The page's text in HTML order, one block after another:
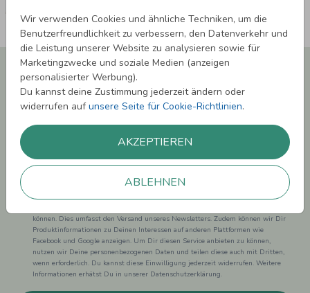
Wir verwenden Cookies und ähnliche Techniken, um die
Benutzerfreundlichkeit zu verbessern, den Datenverkehr und
die Leistung unserer Website zu analysieren sowie für
Marketingzwecke und soziale Medien (anzeigen
personalisierter Werbung).
Du kannst deine Zustimmung jederzeit ändern oder
widerrufen aufunsere Seite für Cookie-Richtlinien.
AKZEPTIEREN
ABLEHNEN
Newsletter abonnieren und 5,00 € Rabatt**
sichern!
Melde Dich zu unserem Newsletter an und bleibe auf dem
Einwilligung zur Datennutzung für Marketingzwecke: Hiermit willigst Du ein,
können. Dies umfasst den Versand unseres Newsletters. Zudem können wir Dir
Produktinformationen zu Deinen Interessen auf anderen Plattformen wie
Facebook und Google anzeigen. Um Dir diesen Service anbieten zu können,
nutzen wir Deine personenbezogenen Daten und teilen diese auch mit Dritten,
wenn erforderlich. Du kannst diese Einwilligung jederzeit widerrufen. Weitere
Informationen erhätst Du in unserer Datenschutzerklärung.